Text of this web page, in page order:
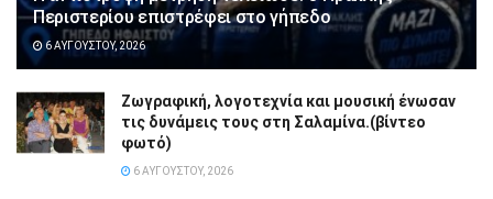
Περιστερίου επιστρέφει στο γήπεδο
6 ΑΥΓΟΎΣΤΟΥ, 2026
Ζωγραφική, λογοτεχνία και μουσική ένωσαν
τις δυνάμεις τους στη Σαλαμίνα.(βίντεο
φωτό)
6 ΑΥΓΟΎΣΤΟΥ, 2026